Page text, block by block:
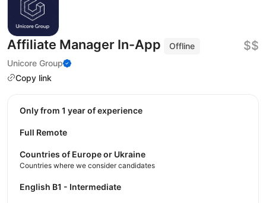
Affiliate Manager In-App
Offline
Unicore Group
Copy link
$$
Only from 1 year of experience
Full Remote
Countries of Europe or Ukraine
Countries where we consider candidates
English B1 - Intermediate